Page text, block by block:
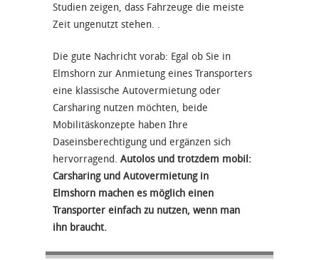
Studien zeigen, dass Fahrzeuge die meiste
Zeit ungenutzt stehen. .
Die gute Nachricht vorab: Egal ob Sie in
Elmshorn zur Anmietung eines Transporters
eine klassische Autovermietung oder
Carsharing nutzen möchten, beide
Mobilitäskonzepte haben Ihre
Daseinsberechtigung und ergänzen sich
hervorragend. Autolos und trotzdem mobil:
Carsharing und Autovermietung in
Elmshorn machen es möglich einen
Transporter einfach zu nutzen, wenn man
ihn braucht.